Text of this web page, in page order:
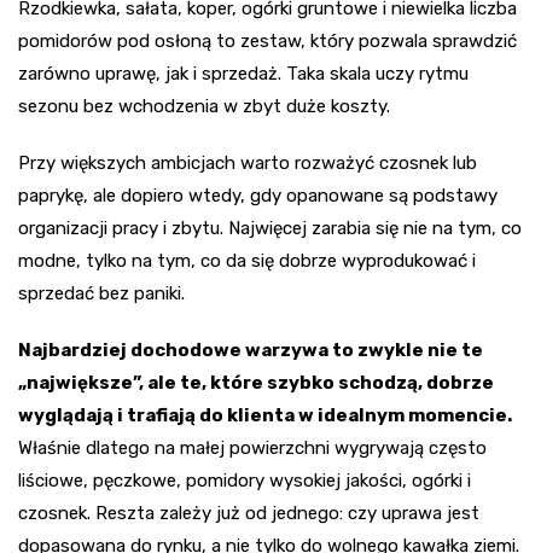
Rzodkiewka, sałata, koper, ogórki gruntowe i niewielka liczba
pomidorów pod osłoną to zestaw, który pozwala sprawdzić
zarówno uprawę, jak i sprzedaż. Taka skala uczy rytmu
sezonu bez wchodzenia w zbyt duże koszty.
Przy większych ambicjach warto rozważyć czosnek lub
paprykę, ale dopiero wtedy, gdy opanowane są podstawy
organizacji pracy i zbytu. Najwięcej zarabia się nie na tym, co
modne, tylko na tym, co da się dobrze wyprodukować i
sprzedać bez paniki.
Najbardziej dochodowe warzywa to zwykle nie te
„największe”, ale te, które szybko schodzą, dobrze
wyglądają i trafiają do klienta w idealnym momencie.
Właśnie dlatego na małej powierzchni wygrywają często
liściowe, pęczkowe, pomidory wysokiej jakości, ogórki i
czosnek. Reszta zależy już od jednego: czy uprawa jest
dopasowana do rynku, a nie tylko do wolnego kawałka ziemi.